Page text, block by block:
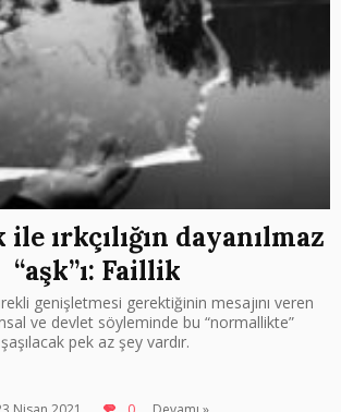
ile ırkçılığın dayanılmaz
“aşk”ı: Faillik
genişletmesi gerektiğinin mesajını veren
ve devlet söyleminde bu “normallikte”
şaşılacak pek az şey vardır.